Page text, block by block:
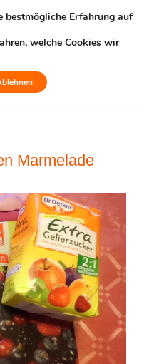
Marmelade
bestmögliche Erfahrung auf
welche Cookies wir